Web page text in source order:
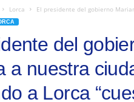
Lorca El presidente del gobierno
del
a nuestra
a Lorca